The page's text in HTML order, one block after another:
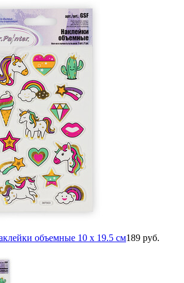
объемные 10 x 19.5 см189 руб.